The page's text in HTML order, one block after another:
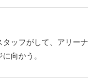
ッフがして、アリーナ
向かう。